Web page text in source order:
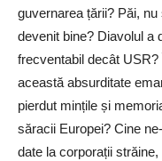
guvernarea țării? Păi,
devenit bine? Diavolul a
frecventabil decât
această absurditate
pierdut mințile și
săracii Europei? Cine
date la corporații